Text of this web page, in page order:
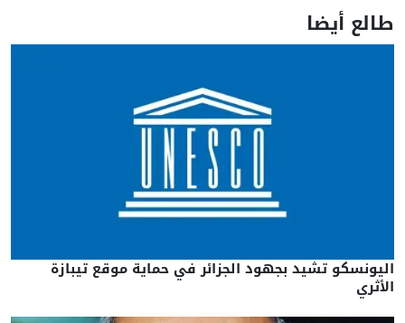
طالع أيضا
اليونسكو تشيد بجهود الجزائر في حماية موقع تيبازة
الأثري